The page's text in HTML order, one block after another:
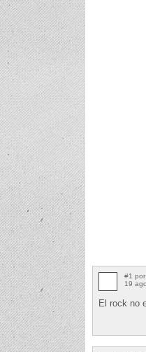
#1 por
19
El rock no